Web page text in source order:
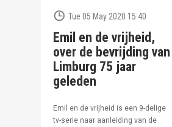
Tue 05 May 2020 15:40
Emil en de vrijheid,
over de bevrijding van
Limburg 75 jaar
geleden
Emil en de vrijheid is een 9-delige
tv-serie naar aanleiding van de